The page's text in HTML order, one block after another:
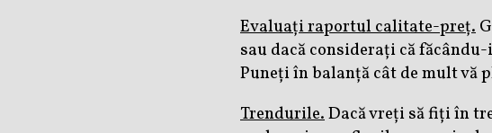
Evaluați raportul calitate-preț.
sau dacă considerați că
Puneți în balanță cât de mult vă
Trendurile.Dacă vreți să fiți în